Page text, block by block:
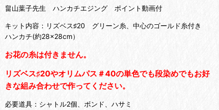
畠山葉子先生 ハンカチエジング ポイント動画付
キット内容：リズベス♯20 グリーン糸、中心のゴールド糸付き
ハンカチ(約28×28cm）
お花の糸は付きません。
リズベス♯20やオリムパス＃40の単色でも段染めでもお好
きな組み合わせで作ってください。
必要道具：シャトル2個、ボンド、ハサミ